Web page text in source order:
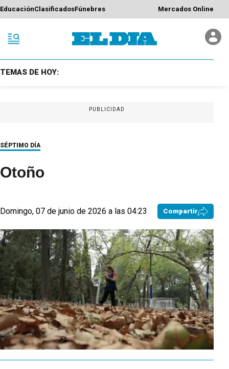
EducaciónClasificadosFúnebres Mercados Online
TEMAS DE HOY:
PUBLICIDAD
SÉPTIMO DÍA
Otoño
Domingo, 07 de junio de 2026 a las 04:23 Compartir